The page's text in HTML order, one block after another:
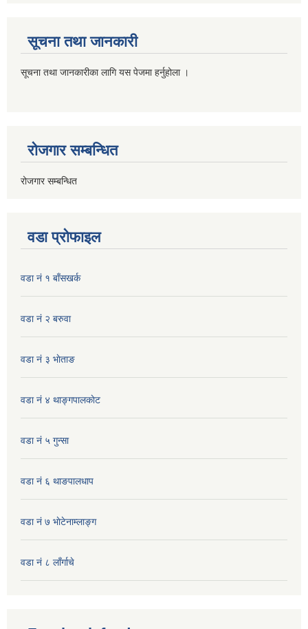
सूचना तथा जानकारी
सूचना तथा जानकारीका लागि यस पेजमा हर्नुहोला ।
रोजगार सम्बन्धित
रोजगार सम्बन्धित
वडा प्रोफाइल
वडा नं १ बाँसखर्क
वडा नं २ बरुवा
वडा नं ३ भाेताङ
वडा नं ४ थाङ्गपालकाेट
वडा नं ५ गुन्सा
वडा नं ६ थाङपालधाप
वडा नं ७ भाेटेनाम्लाङ्ग
वडा नं ८ लाँर्गाचे